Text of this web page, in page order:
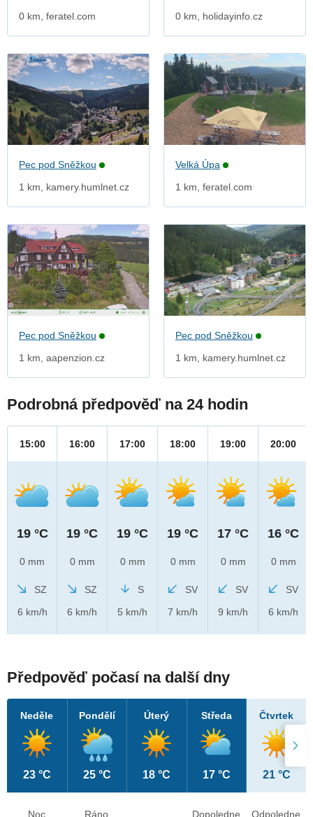
0 km, feratel.com
0 km, holidayinfo.cz
Pec pod Sněžkou
1 km, kamery.humlnet.cz
Velká Úpa
1 km, feratel.com
Pec pod Sněžkou
1 km, aapenzion.cz
Pec pod Sněžkou
1 km, kamery.humlnet.cz
Podrobná předpověď na 24 hodin
15:00
19 °C
0 mm
SZ
6 km/h
16:00
19 °C
0 mm
SZ
6 km/h
17:00
19 °C
0 mm
S
5 km/h
18:00
19 °C
0 mm
SV
7 km/h
19:00
17 °C
0 mm
SV
9 km/h
20:00
16 °C
0 mm
SV
6 km/h
Předpověď počasí na další dny
Neděle
23 °C
Pondělí
25 °C
Úterý
18 °C
Středa
17 °C
Čtvrtek
21 °C
Noc Ráno Dopoledne Odpoledne